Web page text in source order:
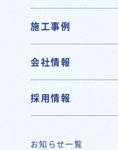
施工事例
会社情報
採用情報
お知らせ一覧